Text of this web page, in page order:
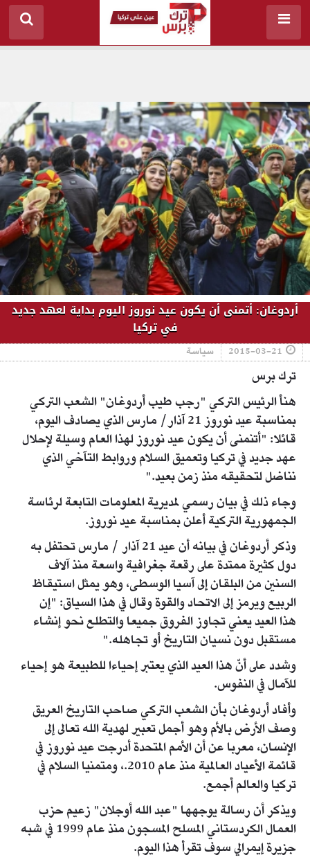
أردوغان: أتمنى أن يكون عيد نوروز اليوم بداية لعهد جديد
في تركيا
2015-03-21 سياسة
ترك برس
هنأ الرئيس التركي "رجب طيب أردوغان" الشعب التركي
بمناسبة عيد نوروز 21 آذار/ مارس الذي يصادف اليوم،
قائلا: "أتنمنى أن يكون عيد نوروز لهذا العام وسيلة لإحلال
عهد جديد في تركيا وتعميق السلام وروابط التآخي الذي
نناضل لتحقيقه منذ زمن بعيد."
وجاء ذلك في بيان رسمي لمديرية المعلومات التابعة لرئاسة
الجمهورية التركية أعلن بمناسبة عيد نوروز.
وذكر أردوغان في بيانه أن عيد 21 آذار / مارس تحتفل به
دول كثيرة ممتدة على رقعة جغرافية واسعة منذ آلاف
السنين من البلقان إلى آسيا الوسطى، وهو يمثل استيقاظ
الربيع ويرمز إلى الاتحاد والقوة وقال في هذا السياق: "إن
هذا العيد يعني تجاوز الفروق جميعا والتطلع نحو إنشاء
مستقبل دون نسيان التاريخ أو تجاهله."
وشدد على أنّ هذا العيد الذي يعتبر إحياءا للطبيعة هو إحياء
للآمال في النفوس.
وأفاد أردوغان بأن الشعب التركي صاحب التاريخ العريق
وصف الأرض بالأم وهو أجمل تعبير لهدية الله تعالى إلى
الإنسان، معربا عن أن الأمم المتحدة أدرجت عيد نوروز في
قائمة الأعياد العالمية منذ عام 2010.، ومتمنيا السلام في
تركيا والعالم أجمع.
ويذكر أن رسالة يوجهها "عبد الله أوجلان" زعيم حزب
العمال الكردستاني المسلح المسجون منذ عام 1999 في شبه
جزيرة إيمرالي سوف تقرأ هذا اليوم.